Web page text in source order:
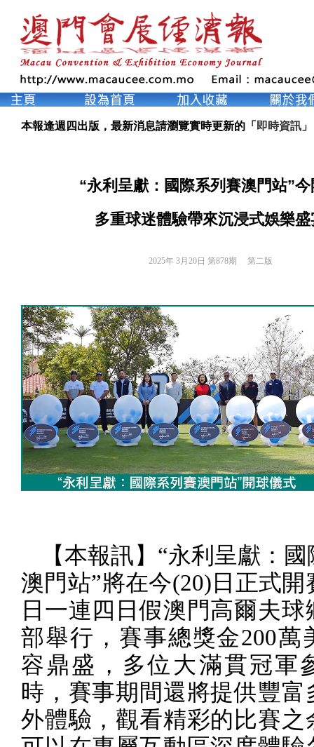
本報逢週四出版，最新消息請瀏覽實時更新的「 即時資訊 」
“永利呈獻：國際系列賽澳門站”
多重球迷體驗帶來沉浸式娛樂盛
2025年 3月20日 第878期 第二版
【本報訊】“永利呈獻：
澳門站”將在今(20) 日正式開
日一連四日假澳門高爾夫球
部舉行，賽事總獎金200萬
容鼎盛，多位大滿貫冠軍
時，賽事期間還將提供豐富
外體驗，觀看精彩的比賽之